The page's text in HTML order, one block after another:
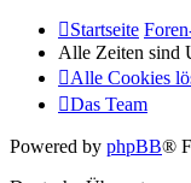
Startseite
Alle Zeiten sind
Alle Cookies
Das Team
Powered by phpBB®